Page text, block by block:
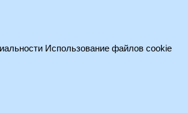
Использование файлов cookie